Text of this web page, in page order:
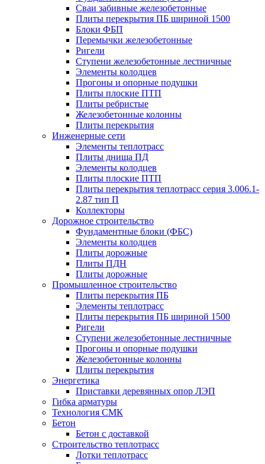
Сваи забивные железобетонные
Плиты перекрытия ПБ шириной 1500
Блоки ФБП
Перемычки железобетонные
Ригели
Ступени железобетонные лестничные
Элементы колодцев
Прогоны и опорные подушки
Плиты плоские ПТП
Плиты ребристые
Железобетонные колонны
Плиты перекрытия
Инженерные сети
Элементы теплотрасс
Плиты днища ПД
Элементы колодцев
Плиты плоские ПТП
Плиты перекрытия теплотрасс серия 3.006.1-
2.87 тип П
Коллекторы
Дорожное строительство
Фундаментные блоки (ФБС)
Элементы колодцев
Плиты дорожные
Плиты ПДН
Плиты дорожные
Промышленное строительство
Плиты перекрытия ПБ
Элементы теплотрасс
Плиты перекрытия ПБ шириной 1500
Ригели
Ступени железобетонные лестничные
Прогоны и опорные подушки
Железобетонные колонны
Плиты перекрытия
Энергетика
Приставки деревянных опор ЛЭП
Гибка арматуры
Технология СМК
Бетон
Бетон с доставкой
Строительство теплотрасс
Лотки теплотрасс